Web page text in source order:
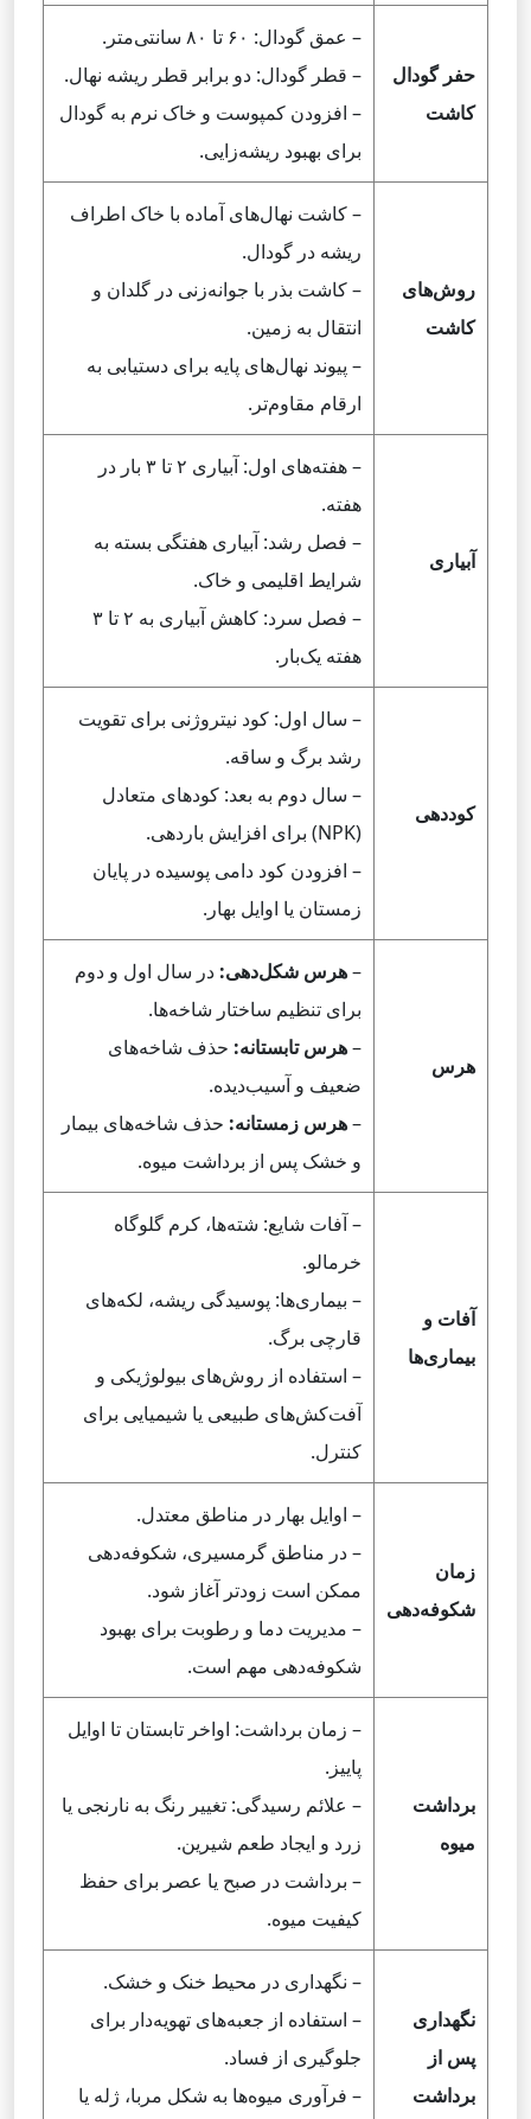
حفر گودال
کاشت
– عمق گودال: ۶۰ تا ۸۰ سانتی‌متر.
– قطر گودال: دو برابر قطر ریشه نهال.
– افزودن کمپوست و خاک نرم به گودال
برای بهبود ریشه‌زایی.
روش‌های
کاشت
– کاشت نهال‌های آماده با خاک اطراف
ریشه در گودال.
– کاشت بذر با جوانه‌زنی در گلدان و
انتقال به زمین.
– پیوند نهال‌های پایه برای دستیابی به
ارقام مقاوم‌تر.
آبیاری
– هفته‌های اول: آبیاری ۲ تا ۳ بار در
هفته.
– فصل رشد: آبیاری هفتگی بسته به
شرایط اقلیمی و خاک.
– فصل سرد: کاهش آبیاری به ۲ تا ۳
هفته یک‌بار.
کوددهی
– سال اول: کود نیتروژنی برای تقویت
رشد برگ و ساقه.
– سال دوم به بعد: کودهای متعادل
(NPK) برای افزایش باردهی.
– افزودن کود دامی پوسیده در پایان
زمستان یا اوایل بهار.
هرس
–هرس شکل‌دهی: در سال اول و دوم
برای تنظیم ساختار شاخه‌ها.
–هرس تابستانه: حذف شاخه‌های
ضعیف و آسیب‌دیده.
–هرس زمستانه: حذف شاخه‌های بیمار
و خشک پس از برداشت میوه.
آفات و
بیماری‌ها
– آفات شایع: شته‌ها، کرم گلوگاه
خرمالو.
– بیماری‌ها: پوسیدگی ریشه، لکه‌های
قارچی برگ.
– استفاده از روش‌های بیولوژیکی و
آفت‌کش‌های طبیعی یا شیمیایی برای
کنترل.
زمان
شکوفه‌دهی
– اوایل بهار در مناطق معتدل.
– در مناطق گرمسیری، شکوفه‌دهی
ممکن است زودتر آغاز شود.
– مدیریت دما و رطوبت برای بهبود
شکوفه‌دهی مهم است.
برداشت
میوه
– زمان برداشت: اواخر تابستان تا اوایل
پاییز.
– علائم رسیدگی: تغییر رنگ به نارنجی یا
زرد و ایجاد طعم شیرین.
– برداشت در صبح یا عصر برای حفظ
کیفیت میوه.
نگهداری
پس از
برداشت
– نگهداری در محیط خنک و خشک.
– استفاده از جعبه‌های تهویه‌دار برای
جلوگیری از فساد.
– فرآوری میوه‌ها به شکل مربا، ژله یا